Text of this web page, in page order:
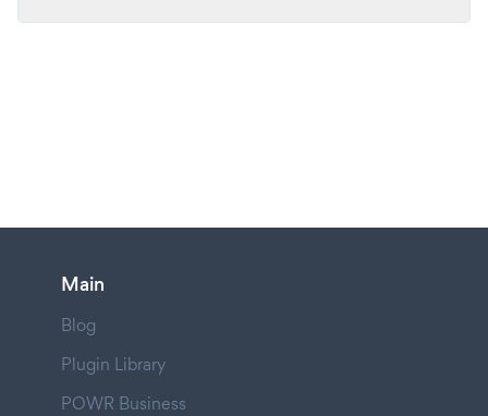
Main
Blog
Plugin Library
POWR Business